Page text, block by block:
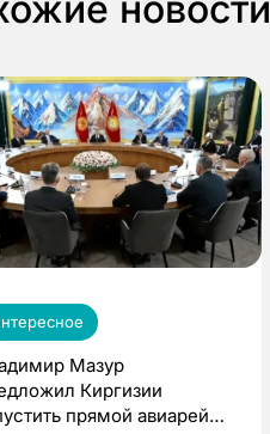
новости
Мазур
Киргизии
прямой авиарейс